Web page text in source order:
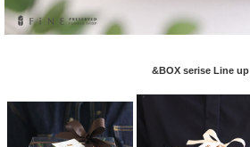
&BOX serise Line up